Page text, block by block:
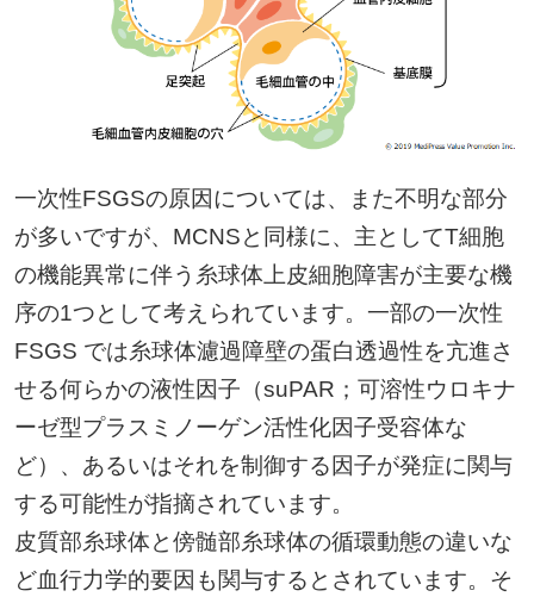
一次性FSGSの原因については、また不明な部分
が多いですが、MCNSと同様に、主としてT細胞
の機能異常に伴う糸球体上皮細胞障害が主要な機
序の1つとして考えられています。一部の一次性
FSGS では糸球体濾過障壁の蛋白透過性を亢進さ
せる何らかの液性因子（suPAR；可溶性ウロキナ
ーゼ型プラスミノーゲン活性化因子受容体な
ど）、あるいはそれを制御する因子が発症に関与
する可能性が指摘されています。
皮質部糸球体と傍髄部糸球体の循環動態の違いな
ど血行力学的要因も関与するとされています。そ